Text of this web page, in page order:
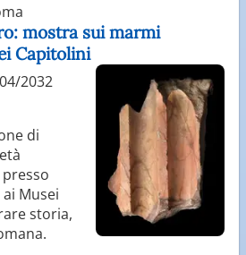
mostra sui marmi
Capitolini
2032
di
Musei
storia,